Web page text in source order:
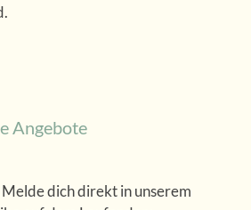
Angebote
dich direkt in unserem